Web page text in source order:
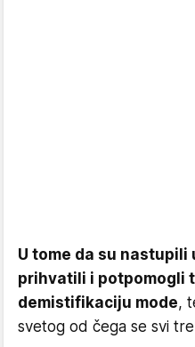
U tome da su nastupili
prihvatili i potpomogli
demistifikaciju mode,
svetog od čega se svi